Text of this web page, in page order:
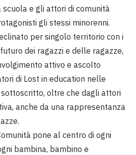
scuola e gli attori di comunità
gli stessi minorenni.
per singolo territorio con i
dei ragazzi e delle ragazze,
attivo e ascolto
di Lost in education nelle
oltre che dagli attori
anche da una rappresentanza
pone al centro di ogni
bambina, bambino e